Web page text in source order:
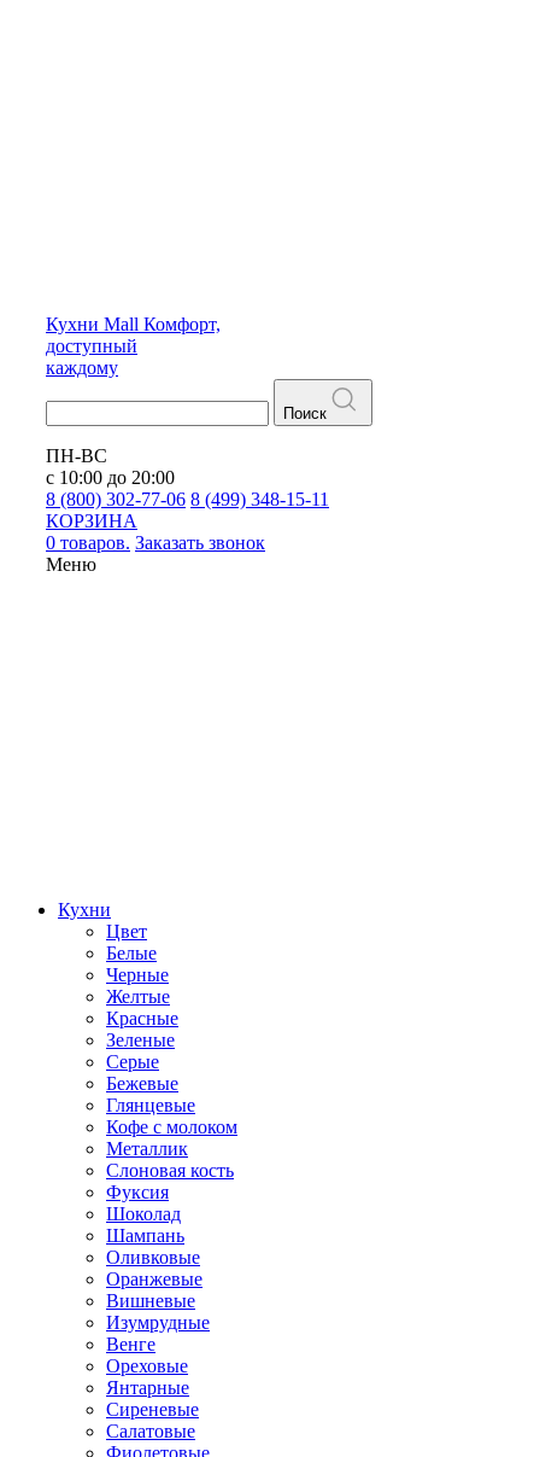
Кухни Mall Комфорт,
доступный
каждому
Поиск
ПН-ВС
с 10:00 до 20:00
8 (800) 302-77-06 8 (499) 348-15-11
КОРЗИНА
0 товаров. Заказать звонок
Меню
Кухни
Цвет
Белые
Черные
Желтые
Красные
Зеленые
Серые
Бежевые
Глянцевые
Кофе с молоком
Металлик
Слоновая кость
Фуксия
Шоколад
Шампань
Оливковые
Оранжевые
Вишневые
Изумрудные
Венге
Ореховые
Янтарные
Сиреневые
Салатовые
Фиолетовые